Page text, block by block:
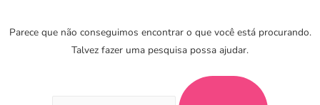
Parece que não conseguimos encontrar o que você está procurando.
Talvez fazer uma pesquisa possa ajudar.